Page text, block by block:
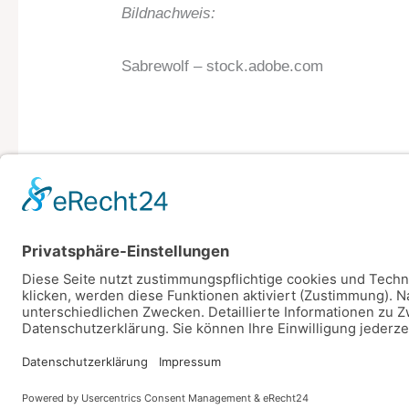
Bildnachweis:
Sabrewolf – stock.adobe.com
←Vorheriger Beitrag
Copyright © 2026 Dein Sparschwein